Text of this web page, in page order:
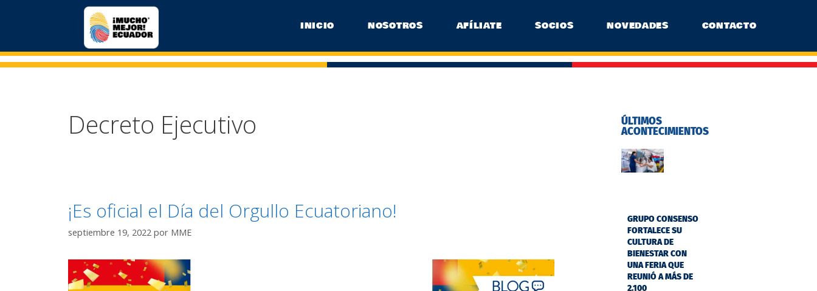
INICIO NOSOTROS AFÍLIATE SOCIOS NOVEDADES CONTACTO
Decreto Ejecutivo
¡Es oficial el Día del Orgullo Ecuatoriano!
septiembre 19, 2022 por MME
ÚLTIMOS
ACONTECIMIENTOS
GRUPO CONSENSO
FORTALECE SU
CULTURA DE
BIENESTAR CON
UNA FERIA QUE
REUNIÓ A MÁS DE
2.100